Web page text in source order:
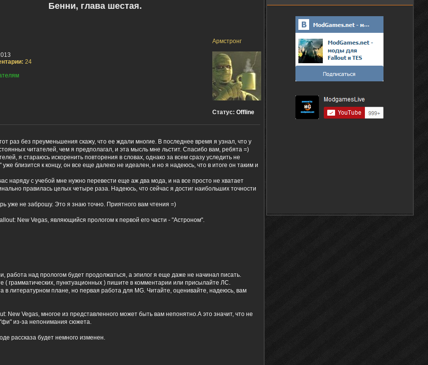
Бенни, глава шестая.
Армстронг
Статус: Offline
24
раз без преуменьшения скажу, что ее ждали многие. В последнее время я узнал, что у
читателей, чем я предполагал, и эта мысль мне льстит. Спасибо вам, ребята =)
я стараюсь искоренить повторения в словах, однако за всем сразу уследить не
близится к концу, он все еще далеко не идеален, и но я надеюсь, что в итоге он таким и
наряду с учебой мне нужно перевести еще аж два мода, и на все просто не хватает
правилась целых четыре раза. Надеюсь, что сейчас я достиг наибольших точности
уже не заброшу. Это я знаю точно. Приятного вам чтения =)
New Vegas, являющийся прологом к первой его части - "Астроном".
работа над прологом будет продолжаться, а эпилог я еще даже не начинал писать.
( грамматических, пунктуационных ) пишите в комментарии или присылайте ЛС.
в литературном плане, но первая работа для MG. Читайте, оценивайте, надеюсь, вам
New Vegas, многое из представленного может быть вам непонятно.А это значит, что не
из-за непонимания сюжета.
рассказа будет немного изменен.